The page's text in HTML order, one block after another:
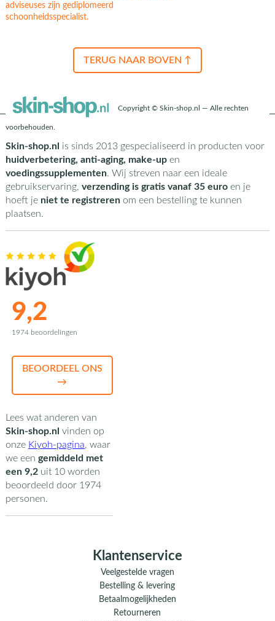
adviseuses zijn gediplomeerd
schoonheidsspecialist.
TERUG NAAR BOVEN ↑
Copyright © Skin-shop.nl — Alle rechten
voorbehouden.
Skin-shop.nl is sinds 2013 gespecialiseerd in producten voor
huidverbetering, anti-aging, make-upen
voedingssupplementen. Wij streven naar een ideale
gebruikservaring, verzending is gratis vanaf 35 euroen je
hoeft je niet te registrerenom een bestelling te kunnen
plaatsen.
9,2
1974 beoordelingen
BEOORDEEL ONS
→
Lees wat anderen van
Skin-shop.nl vinden op
onze Kiyoh-pagina, waar
we een gemiddeld met
een 9,2uit 10worden
beoordeeld door 1974
personen.
Klantenservice
Veelgestelde vragen
Bestelling & levering
Betaalmogelijkheden
Retourneren